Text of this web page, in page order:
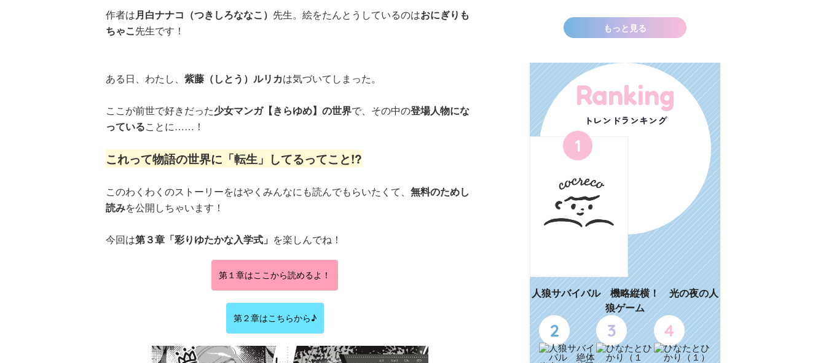
作者は月白ナナコ（つきしろななこ） 先生。絵をたんとうしているのはおにぎりも
ちゃこ先生です！
ある日、わたし、 紫藤（しとう）ルリカは気づいてしまった。
ここが前世で好きだった少女マンガ【きらゆめ】の世界で、その中の登場人物にな
っていることに……！
これって物語の世界に「転生」してるってこと!?
このわくわくのストーリーをはやくみんなにも読んでもらいたくて、 無料のためし
読みを公開しちゃいます！
今回は第３章「彩りゆたかな入学式」 を楽しんでね！
第１章はここから読めるよ！
第２章はこちらから♪
もっと見る
Ranking
トレンドランキング
1
人狼サバイバル 機略縦横！ 光の夜の人
狼ゲーム
2 3 4